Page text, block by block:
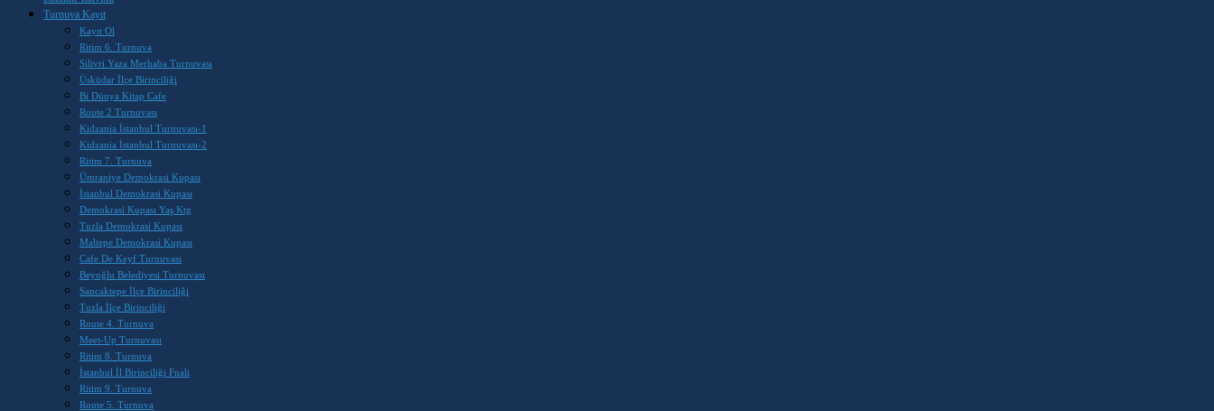
Turnuva Kayıt
Kayıt Ol
Ritim 6. Turnuva
Silivri Yaza Merhaba Turnuvası
Üsküdar İlçe Birinciliği
Bi Dünya Kitap Cafe
Route 2 Turnuvası
Kidzania İstanbul Turnuvası-1
Kidzania İstanbul Turnuvası-2
Ritim 7. Turnuva
Ümraniye Demokrasi Kupası
İstanbul Demokrasi Kupası
Demokrasi Kupası Yaş Ktg
Tuzla Demokrasi Kupası
Maltepe Demokrasi Kupası
Cafe De Keyf Turnuvası
Beyoğlu Belediyesi Turnuvası
Sancaktepe İlçe Birinciliği
Tuzla İlçe Birinciliği
Route 4. Turnuva
Meet-Up Turnuvası
Ritim 8. Turnuva
İstanbul İl Birinciliği Fnali
Ritim 9. Turnuva
Route 5. Turnuva